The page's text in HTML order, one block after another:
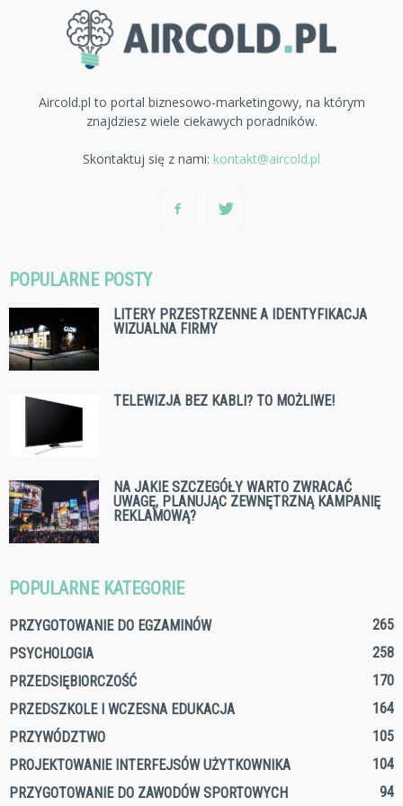
Aircold.pl to portal biznesowo-marketingowy, na którym
znajdziesz wiele ciekawych poradników.
Skontaktuj się z nami: kontakt@aircold.pl
POPULARNE POSTY
LITERY PRZESTRZENNE A IDENTYFIKACJA
WIZUALNA FIRMY
TELEWIZJA BEZ KABLI? TO MOŻLIWE!
NA JAKIE SZCZEGÓŁY WARTO ZWRACAĆ
UWAGĘ, PLANUJĄC ZEWNĘTRZNĄ KAMPANIĘ
REKLAMOWĄ?
POPULARNE KATEGORIE
PRZYGOTOWANIE DO EGZAMINÓW
265
PSYCHOLOGIA
258
PRZEDSIĘBIORCZOŚĆ
170
PRZEDSZKOLE I WCZESNA EDUKACJA
164
PRZYWÓDZTWO
105
PROJEKTOWANIE INTERFEJSÓW UŻYTKOWNIKA
104
PRZYGOTOWANIE DO ZAWODÓW SPORTOWYCH
94